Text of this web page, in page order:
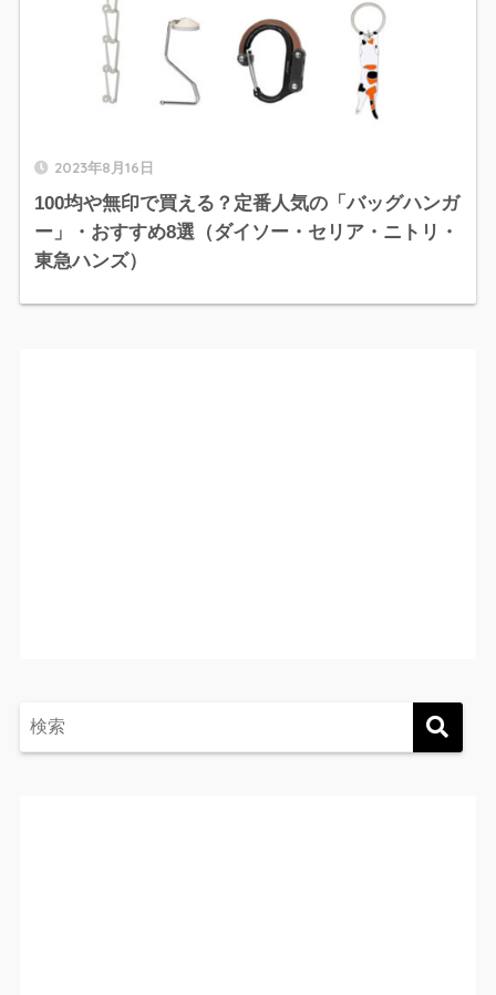
2023年8月16日
100均や無印で買える？定番人気の「バッグハンガ
ー」・おすすめ8選（ダイソー・セリア・ニトリ・
東急ハンズ）